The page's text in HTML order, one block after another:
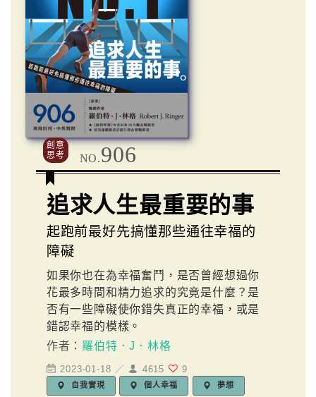
創意
思考
NO.906
追求人生最重要的事
起跑前最好先搞懂那些通往幸福的
障礙
如果你也在為幸福奮鬥，是否曾經想過你
花最多時間和精力追求的究竟是什麼？是
否有一些障礙使你錯失真正的幸福，或是
錯認幸福的模樣。
作者： 羅伯特．J．林格
2023-01-18 ／ 4615 9
自我實現 個人幸福 夢想